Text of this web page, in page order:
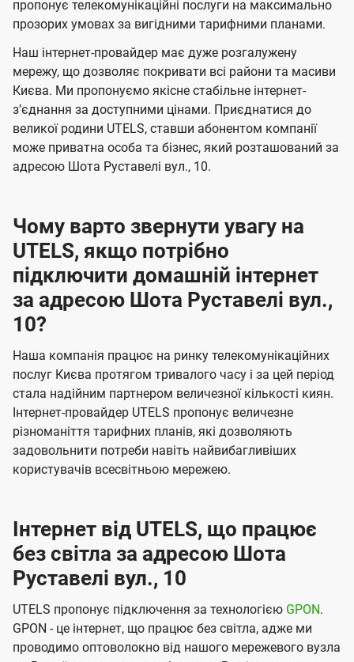
ї
U
t
e
l
s
а
ч
е
н
н
я
а
ч
е
н
н
я
пропонує телекомунікаційні послуги на максимально
прозорих умовах за вигідними тарифними планами.
Наш інтернет-провайдер має дуже розгалужену
мережу, що дозволяє покривати всі райони та масиви
Києва. Ми пропонуємо якісне стабільне інтернет-
зʼєднання за доступними цінами. Приєднатися до
великої родини UTELS, ставши абонентом компанії
може приватна особа та бізнес, який розташований за
адресою Шота Руставелі вул., 10.
Чому варто звернути увагу на
UTELS, якщо потрібно
підключити домашній інтернет
за адресою Шота Руставелі вул.,
10?
Наша компанія працює на ринку телекомунікаційних
послуг Києва протягом тривалого часу і за цей період
стала надійним партнером величезної кількості киян.
Інтернет-провайдер UTELS пропонує величезне
різноманіття тарифних планів, які дозволяють
задовольнити потреби навіть найвибагливіших
користувачів всесвітньою мережею.
Інтернет від UTELS, що працює
без світла за адресою Шота
Руставелі вул., 10
UTELS пропонує підключення за технологією GPON.
GPON - це інтернет, що працює без світла, адже ми
проводимо оптоволокно від нашого мережевого вузла